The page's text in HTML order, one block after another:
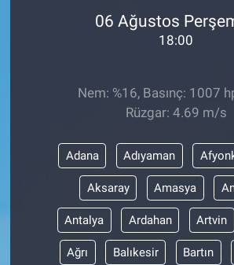
06 Ağustos
18:00
Nem: %16, Basınç: 1007
Rüzgar: 4.69 m/s
Adana Adıyaman
Aksaray Amasya
Antalya Ardahan Artvin
Ağrı Balıkesir Bartın